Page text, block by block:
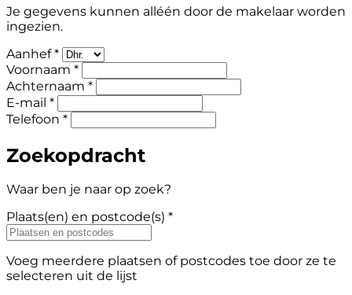
Je gegevens kunnen alléén door de makelaar worden
ingezien.
Aanhef *
Voornaam *
Achternaam *
E-mail *
Telefoon *
Zoekopdracht
Waar ben je naar op zoek?
Plaats(en) en postcode(s) *
Voeg meerdere plaatsen of postcodes toe door ze te
selecteren uit de lijst